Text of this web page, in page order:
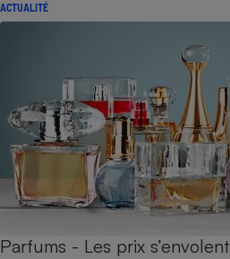
ACTUALITÉ
Parfums - Les prix s’envolent